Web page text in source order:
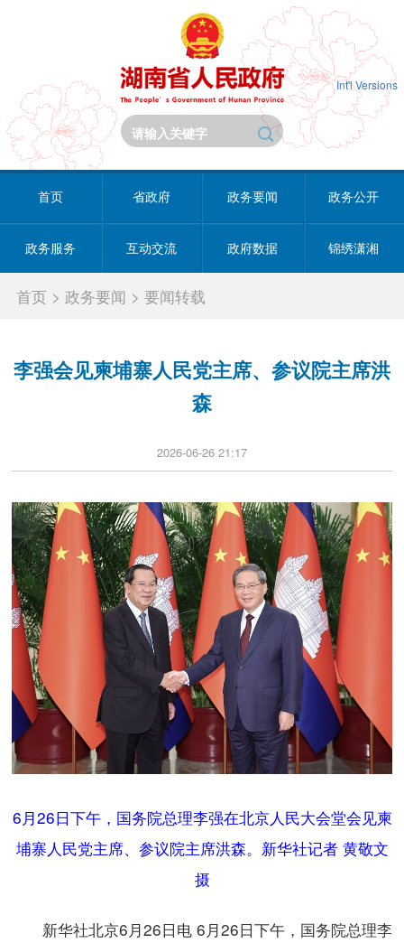
Int'l Versions
首页 省政府 政务要闻 政务公开
政务服务 互动交流 政府数据 锦绣潇湘
首页 >政务要闻 >要闻转载
李强会见柬埔寨人民党主席、参议院主席洪
森
2026-06-26 21:17
6月26日下午，国务院总理李强在北京人民大会堂会见柬
埔寨人民党主席、参议院主席洪森。新华社记者 黄敬文
摄
新华社北京6月26日电 6月26日下午，国务院总理李